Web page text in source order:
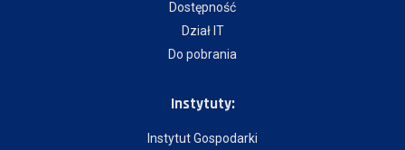
Dostępność
Dział IT
Do pobrania
Instytuty:
Instytut Gospodarki